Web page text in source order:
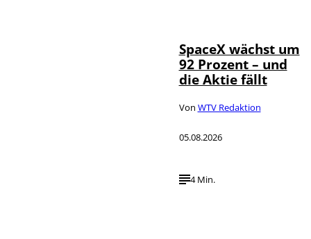
SpaceX wächst um
92 Prozent – und
die Aktie fällt
Von WTV Redaktion
05.08.2026
4 Min.